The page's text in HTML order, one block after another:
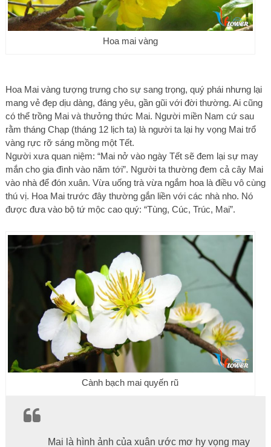
Hoa mai vàng
Hoa Mai vàng tượng trưng cho sự sang trọng, quý phái nhưng lại
mang vẻ đẹp dịu dàng, đáng yêu, gần gũi với đời thường. Ai cũng
có thể trồng Mai và thưởng thức Mai. Người miền Nam cứ sau
rằm tháng Chạp (tháng 12 lịch ta) là người ta lại hy vọng Mai trổ
vàng rực rỡ sáng mồng một Tết.
Người xưa quan niệm: “Mai nở vào ngày Tết sẽ đem lại sự may
mắn cho gia đình vào năm tới”. Người ta thường đem cả cây Mai
vào nhà để đón xuân. Vừa uống trà vừa ngắm hoa là điều vô cùng
thú vị. Hoa Mai trước đây thường gắn liền với các nhà nho. Nó
được đưa vào bộ tứ mộc cao quý: “Tùng, Cúc, Trúc, Mai”.
Cành bạch mai quyến rũ
Mai là hình ảnh của xuân ước mơ hy vọng may